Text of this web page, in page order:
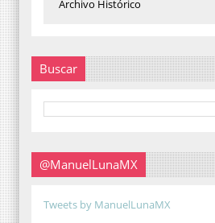
Buscar
@ManuelLunaMX
Tweets by ManuelLunaMX